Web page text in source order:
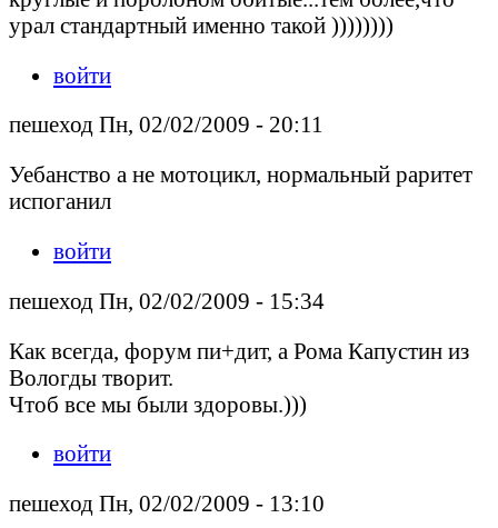
урал стандартный именно такой ))))))))
войти
пешеход Пн, 02/02/2009 - 20:11
Уебанство а не мотоцикл, нормальный раритет
испоганил
войти
пешеход Пн, 02/02/2009 - 15:34
Как всегда, форум пи+дит, а Рома Капустин из
Вологды творит.
Чтоб все мы были здоровы.)))
войти
пешеход Пн, 02/02/2009 - 13:10